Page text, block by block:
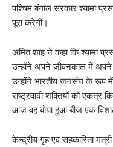
पश्चिम बंगाल सरकार श्यामा
पूरा करेगी।
अमित शाह ने कहा कि श्यामा
उन्होंने अपने जीवनकाल में अपने
उन्होंने भारतीय जनसंघ के रूप
राष्ट्रवादी शक्तियों को एकत्र
आज वह बोया हुआ बीज एक
केन्द्रीय गृह एवं सहकारिता